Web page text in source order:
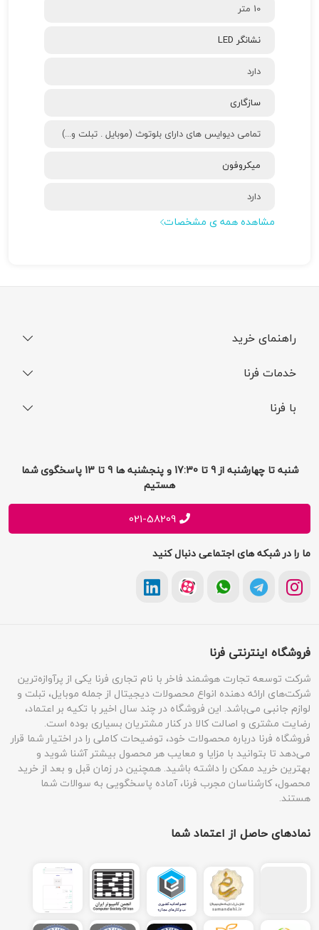
10 متر
نشانگر LED
دارد
سازگاری
تمامی دیوایس های دارای بلوتوث (موبایل . تبلت و...)
میکروفون
دارد
مشاهده همه ی مشخصات
راهنمای خرید
فرایند ارسال سفارش
راهنمای خرید اقساطی
خدمات فرنا
افتخارات فرنا
شرایط و قوانین
با فرنا
فرصت های شغلی
پیشنهادات و انتقادات
شنبه تا چهارشنبه از 9 تا 17:30 و پنجشنبه ها 9 تا 13 پاسخگوی شما
هستیم
021-58209
ما را در شبکه های اجتماعی دنبال کنید
فروشگاه اینترنتی فرنا
شرکت توسعه تجارت هوشمند فاخر با نام تجاری فرنا یکی از پرآوازه‌ترین
شرکت‌های ارائه دهنده انواع محصولات دیجیتال از جمله موبایل، تبلت و
لوازم جانبی می‌باشد. این فروشگاه در چند سال اخیر با تکیه بر اعتماد،
رضایت مشتری و اصالت کالا در کنار مشتریان بسیاری بوده است.
فروشگاه فرنا درباره محصولات خود، توضیحات کاملی را در اختیار شما قرار
می‌دهد تا بتوانید با مزایا و معایب هر محصول بیشتر آشنا شوید و
بهترین خرید ممکن را داشته باشید. همچنین در زمان قبل و بعد از خرید
محصول، کارشناسان مجرب فرنا، آماده پاسخگویی به سوالات شما
هستند.
نمادهای حاصل از اعتماد شما